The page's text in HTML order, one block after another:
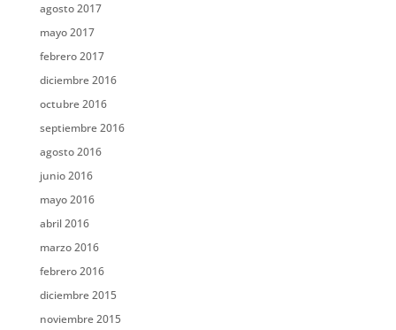
agosto 2017
mayo 2017
febrero 2017
diciembre 2016
octubre 2016
septiembre 2016
agosto 2016
junio 2016
mayo 2016
abril 2016
marzo 2016
febrero 2016
diciembre 2015
noviembre 2015